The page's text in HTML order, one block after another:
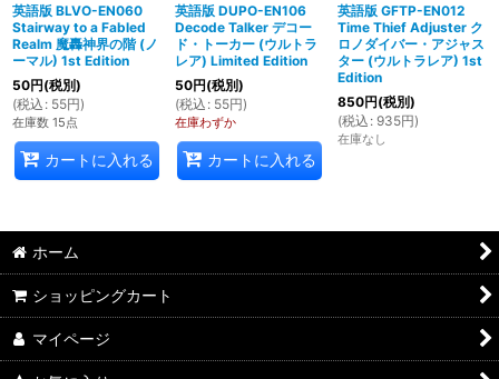
英語版 BLVO-EN060
Stairway to a Fabled
Realm 魔轟神界の階 (ノ
ーマル) 1st Edition
50円(税別)
(税込 : 55円)
在庫数 15点
カートに入れる
英語版 DUPO-EN106
Decode Talker デコー
ド・トーカー (ウルトラ
レア) Limited Edition
50円(税別)
(税込 : 55円)
在庫わずか
カートに入れる
英語版 GFTP-EN012
Time Thief Adjuster ク
ロノダイバー・アジャス
ター (ウルトラレア) 1st
Edition
850円(税別)
(税込 : 935円)
在庫なし
ホーム
ショッピングカート
マイページ